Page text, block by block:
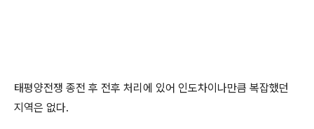
태평양전쟁 종전 후 전후 처리에 있어 인도차이나만큼 복잡했던
지역은 없다.